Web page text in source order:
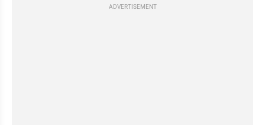
ADVERTISEMENT